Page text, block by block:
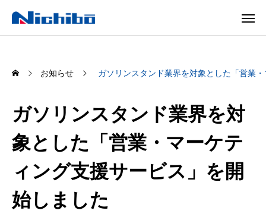
お知らせ ガソリンスタンド業界を対象とした「営業
ガソリンスタンド業界を対
象とした「営業・マーケテ
ィング支援サービス」を開
始しました